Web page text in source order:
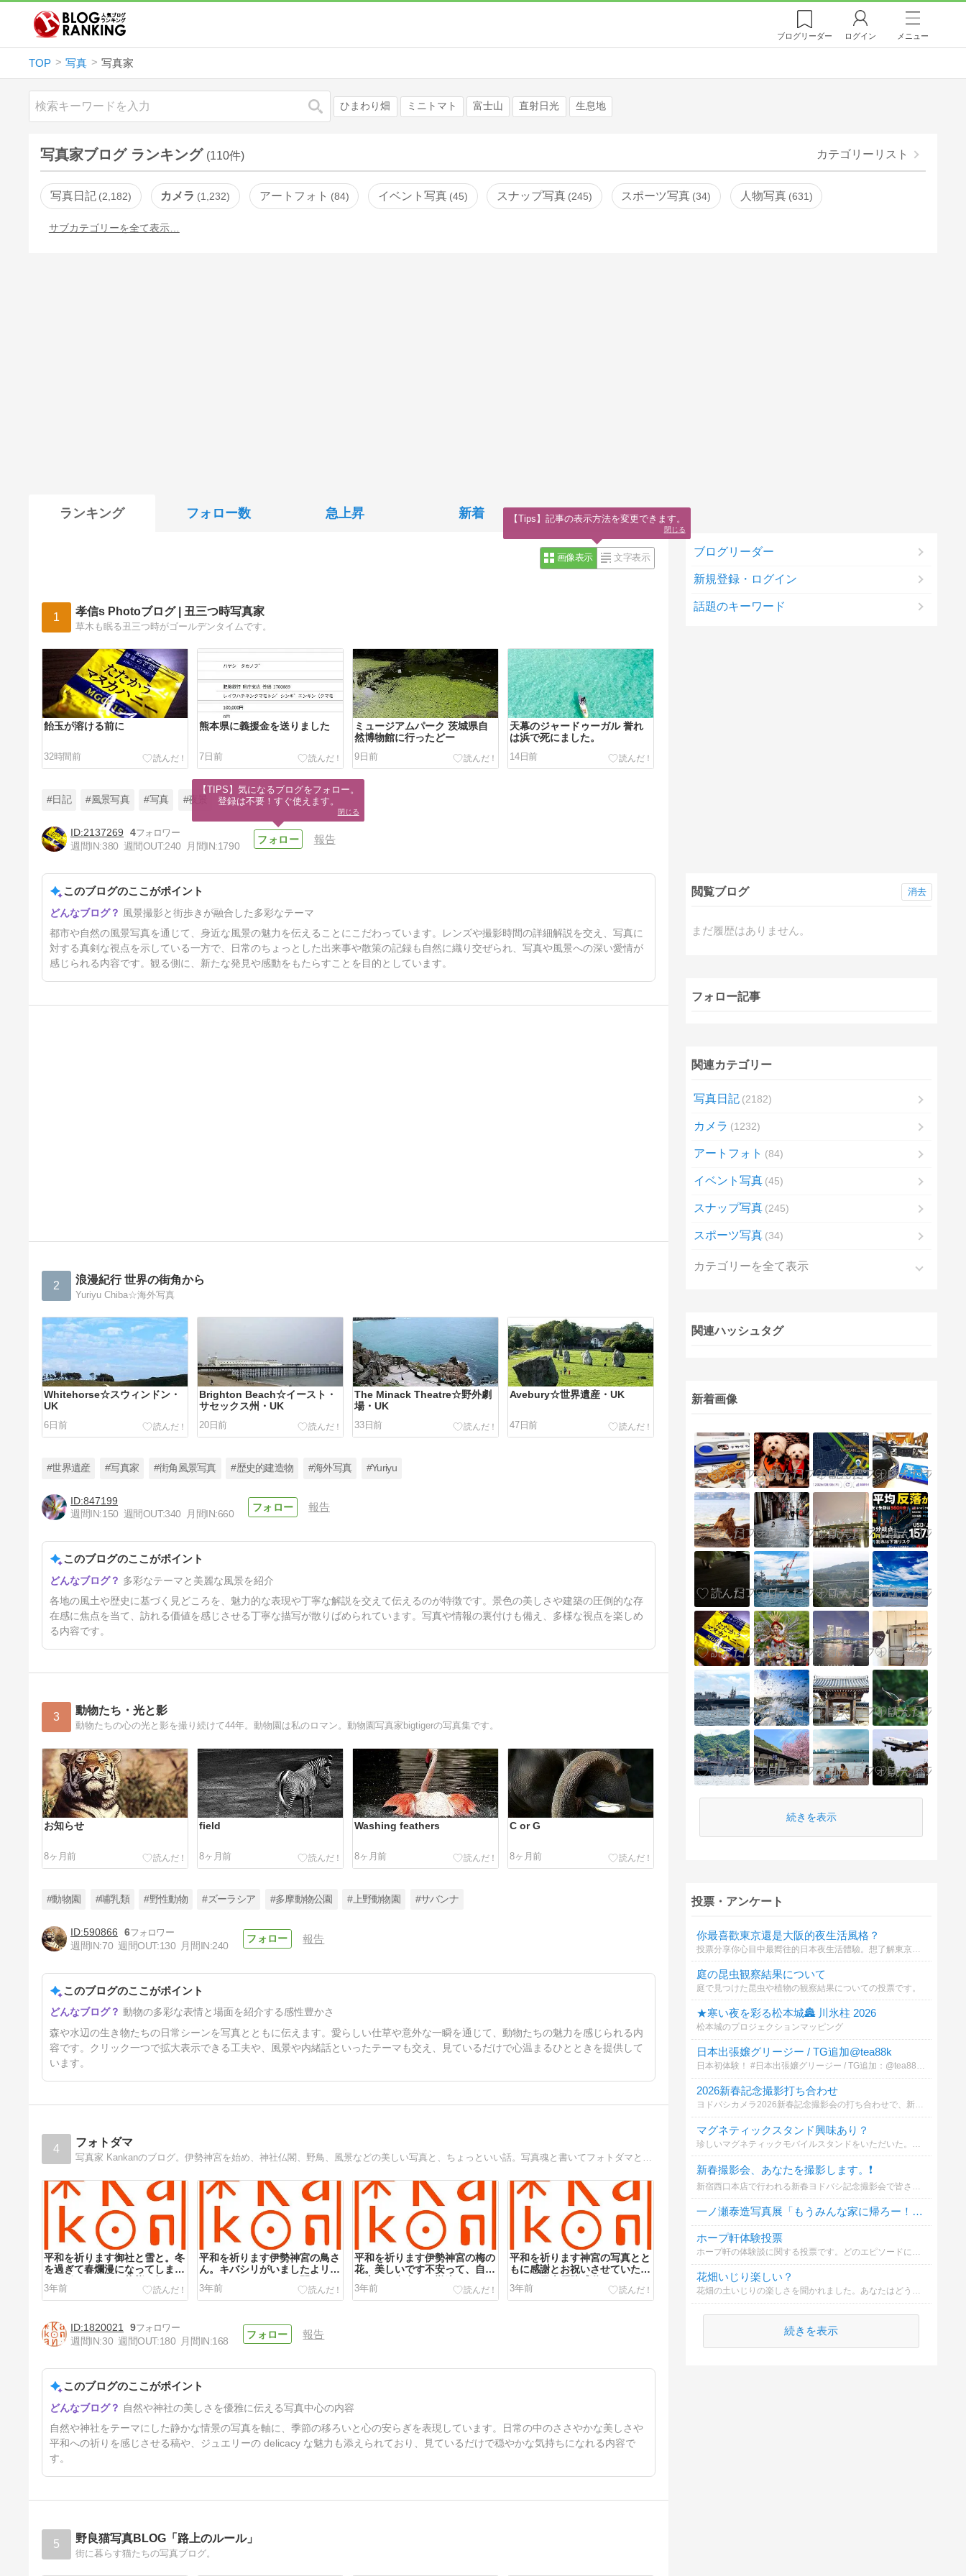
ブログリーダー ログイン メニュー
TOP 写真 写真家
検索 ひまわり畑 ミニトマト 富士山 直射日光 生息地
写真家ブログ ランキング (110件) カテゴリーリスト
写真日記 2,182 カメラ 1,232 アートフォト 84 イベント写真 45 スナップ写真 245 スポーツ写真 34 人物写真 631
サブカテゴリーを全て表示…
ランキング フォロー数 急上昇 新着
画像表示 文字表示
1 孝信s Photoブログ | 丑三つ時写真家
草木も眠る丑三つ時がゴールデンタイムです。
飴玉が溶ける前に
32時間前
熊本県に義援金を送りました
7日前
ミュージアムパーク 茨城県自
然博物館に行ったどー
9日前
天幕のジャードゥーガル 誉れ
は浜で死にました。
14日前
17日前
#日記 #風景写真 #写真 #夜景
2137269
4
週間IN:380 週間OUT:240 月間IN:1790
報告
このブログのここがポイント
風景撮影と街歩きが融合した多彩なテーマ
都市や自然の風景写真を通じて、身近な風景の魅力を伝えることにこだわっています。レンズや撮影時間の詳細解説を交え、写真に
対する真剣な視点を示している一方で、日常のちょっとした出来事や散策の記録も自然に織り交ぜられ、写真や風景への深い愛情が
感じられる内容です。観る側に、新たな発見や感動をもたらすことを目的としています。
2 浪漫紀行 世界の街角から
Yuriyu Chiba☆海外写真
Whitehorse☆スウィンドン・
UK
6日前
Brighton Beach☆イースト・
サセックス州・UK
20日前
The Minack Theatre☆野外劇
場・UK
33日前
Avebury☆世界遺産・UK
47日前
houses☆竹富島・八重山諸島
61日前
#世界遺産 #写真家 #街角風景写真 #歴史的建造物 #海外写真 #Yuriyu
847199
週間IN:150 週間OUT:340 月間IN:660
報告
このブログのここがポイント
多彩なテーマと美麗な風景を紹介
各地の風土や歴史に基づく見どころを、魅力的な表現や丁寧な解説を交えて伝えるのが特徴です。景色の美しさや建築の圧倒的な存
在感に焦点を当て、訪れる価値を感じさせる丁寧な描写が散りばめられています。写真や情報の裏付けも備え、多様な視点を楽しめ
る内容です。
3 動物たち・光と影
動物たちの心の光と影を撮り続けて44年。動物園は私のロマン。動物園写真家bigtigerの写真集です。
お知らせ
8ヶ月前
field
8ヶ月前
Washing feathers
8ヶ月前
C or G
8ヶ月前
8ヶ月前
#動物園 #哺乳類 #野性動物 #ズーラシア #多摩動物公園 #上野動物園 #サバンナ
590866
6
週間IN:70 週間OUT:130 月間IN:240
報告
このブログのここがポイント
動物の多彩な表情と場面を紹介する感性豊かさ
森や水辺の生き物たちの日常シーンを写真とともに伝えます。愛らしい仕草や意外な一瞬を通じて、動物たちの魅力を感じられる内
容です。クリック一つで拡大表示できる工夫や、風景や内緒話といったテーマも交え、見ているだけで心温まるひとときを提供して
います。
4 フォトダマ
写真家 Kankanのブログ。伊勢神宮を始め、神社仏閣、野鳥、風景などの美しい写真と、ちょっといい話。写真魂と書いてフォトダマと読むのです。
平和を祈ります御社と雪と。冬
を過ぎて春爛漫になってしま
い、ポストできん状態お知ら
せ...
3年前
平和を祈ります伊勢神宮の鳥さ
ん。キバシリがいましたよリュ
ーリュー（とチィーの間みた...
3年前
平和を祈ります伊勢神宮の梅の
花。美しいです不安って、自分
を大きな存在だと勘違いして...
3年前
平和を祈ります神宮の写真とと
もに感謝とお祝いさせていただ
きます日本優勝感動しまくっ...
3年前
平和を祈ります伊勢神宮の桜と
メジロ。かわいいそして！決勝
3年前
1820021
9
週間IN:30 週間OUT:180 月間IN:168
報告
このブログのここがポイント
自然や神社の美しさを優雅に伝える写真中心の内容
自然や神社をテーマにした静かな情景の写真を軸に、季節の移ろいと心の安らぎを表現しています。日常の中のささやかな美しさや
平和への祈りを感じさせる稿や、ジュエリーの delicacy な魅力も添えられており、見ているだけで穏やかな気持ちになれる内容で
す。
5 野良猫写真BLOG「路上のルール」
街に暮らす猫たちの写真ブログ。
ブログリーダー
新規登録・ログイン
話題のキーワード
閲覧ブログ
まだ履歴はありません。
消去
フォロー記事
関連カテゴリー
写真日記 2182
カメラ 1232
アートフォト 84
イベント写真 45
スナップ写真 245
スポーツ写真 34
カテゴリーを全て表示
関連ハッシュタグ
新着画像
続きを表示
投票・アンケート
你最喜歡東京還是大阪的夜生活風格？
庭の昆虫観察結果について
庭で見つけた昆虫や植物の観察結果についての投票です。
★寒い夜を彩る松本城🏯 川氷柱 2026
松本城のプロジェクションマッピング
日本出張嬢グリージー / TG追加@tea88k
日本初体験！ #日本出張嬢グリージー / TG追加：@tea88k 【写真本人確認】#童顔爆乳ロリ（NS中出し可能）
2026新春記念撮影打ち合わせ
ヨドバシカメラ2026新春記念撮影会の打ち合わせで、新宿西口本店・カメラ館へいきました。新春初仕事の撮影機材はCanon EOS R5 Mark II RF24-105mm F4 L ISMです。
マグネティックスタンド興味あり？
新春撮影会、あなたを撮影します。❗️
一ノ瀬泰造写真展「もうみんな家に帰ろー！」について
ホープ軒体験投票
ホープ軒の体験談に関する投票です。どのエピソードに共感しますか？
花畑いじり楽しい？
花畑の土いじりの楽しさを聞かれました。あなたはどう思いますか？
続きを表示
【TIPS】気になるブログをフォロー。
登録は不要！すぐ使えます。
閉じる
【Tips】記事の表示方法を変更できます。
閉じる